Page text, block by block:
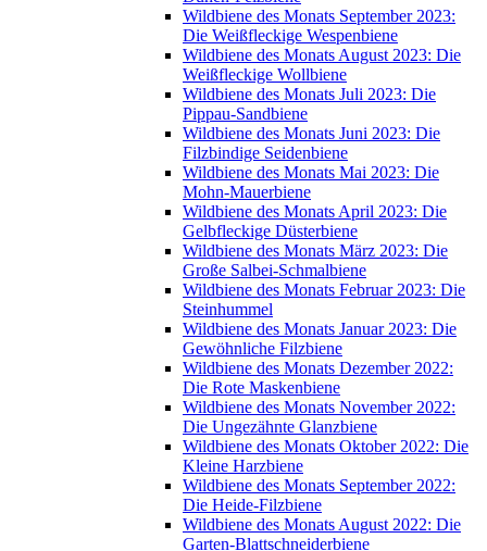
Wildbiene des Monats September 2023:
Die Weißfleckige Wespenbiene
Wildbiene des Monats August 2023: Die
Weißfleckige Wollbiene
Wildbiene des Monats Juli 2023: Die
Pippau-Sandbiene
Wildbiene des Monats Juni 2023: Die
Filzbindige Seidenbiene
Wildbiene des Monats Mai 2023: Die
Mohn-Mauerbiene
Wildbiene des Monats April 2023: Die
Gelbfleckige Düsterbiene
Wildbiene des Monats März 2023: Die
Große Salbei-Schmalbiene
Wildbiene des Monats Februar 2023: Die
Steinhummel
Wildbiene des Monats Januar 2023: Die
Gewöhnliche Filzbiene
Wildbiene des Monats Dezember 2022:
Die Rote Maskenbiene
Wildbiene des Monats November 2022:
Die Ungezähnte Glanzbiene
Wildbiene des Monats Oktober 2022: Die
Kleine Harzbiene
Wildbiene des Monats September 2022:
Die Heide-Filzbiene
Wildbiene des Monats August 2022: Die
Garten-Blattschneiderbiene